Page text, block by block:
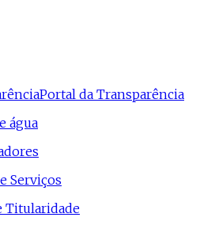
Portal da Transparência
água
Serviços
Titularidade